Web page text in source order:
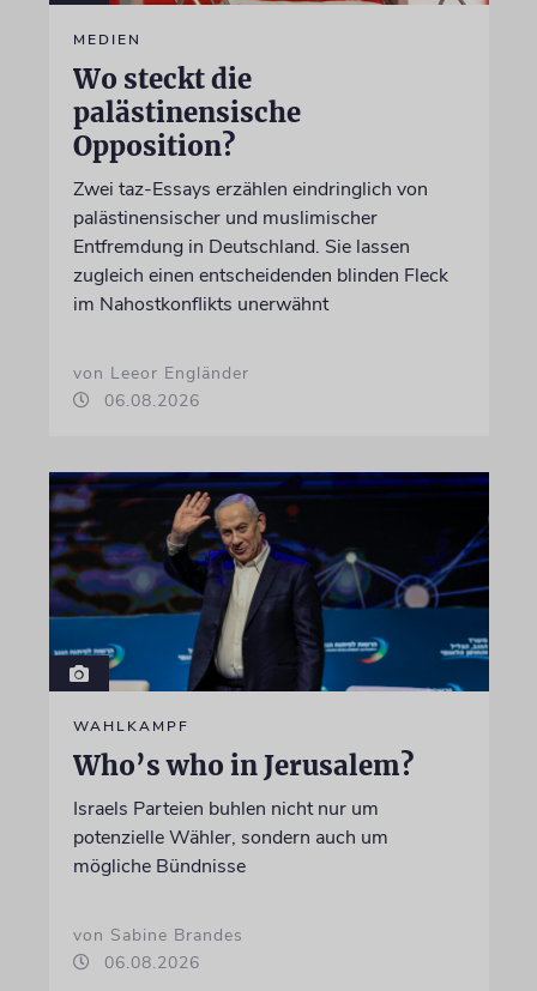
MEDIEN
Wo steckt die
palästinensische
Opposition?
Zwei taz-Essays erzählen eindringlich von
palästinensischer und muslimischer
Entfremdung in Deutschland. Sie lassen
zugleich einen entscheidenden blinden Fleck
im Nahostkonflikts unerwähnt
von Leeor Engländer
06.08.2026
WAHLKAMPF
Who’s who in Jerusalem?
Israels Parteien buhlen nicht nur um
potenzielle Wähler, sondern auch um
mögliche Bündnisse
von Sabine Brandes
06.08.2026